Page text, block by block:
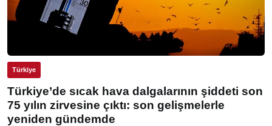
Türkiye
Türkiye’de sıcak hava dalgalarının şiddeti son
75 yılın zirvesine çıktı: son gelişmelerle
yeniden gündemde